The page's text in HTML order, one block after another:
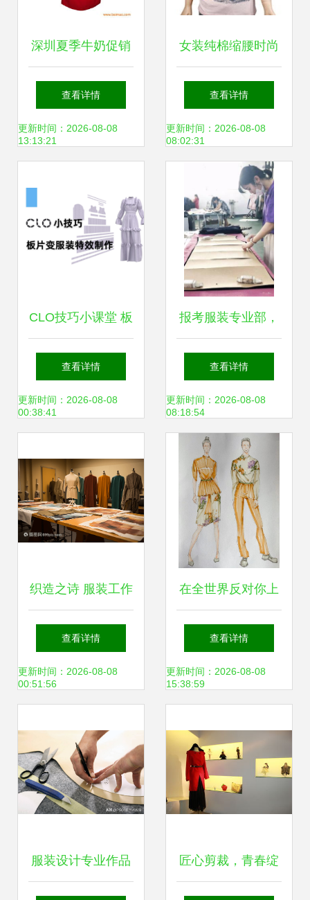
深圳夏季牛奶促销
服清新套装 厂家批
发定制的专业选择
查看详情
更新时间：2026-08-08
13:13:21
女装纯棉缩腰时尚
印花T恤 工厂直
供、定制生产与场
景应用指南
查看详情
更新时间：2026-08-08
08:02:31
CLO技巧小课堂 板
片变服装特效制作
——从2D草图到
查看详情
更新时间：2026-08-08
00:38:41
报考服装专业部，
时尚T台为你而设
——服装制作全攻
查看详情
更新时间：2026-08-08
08:18:54
织造之诗 服装工作
室里的面料样本与
服装制作
查看详情
更新时间：2026-08-08
00:51:56
在全世界反对你上
清华美院时，谁陪
你拎起针线？
查看详情
更新时间：2026-08-08
15:38:59
服装设计专业作品 匠心剪裁，青春绽